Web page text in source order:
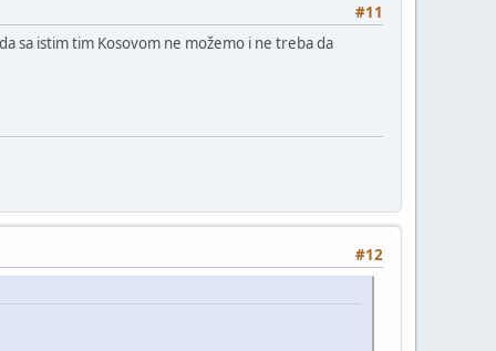
#11
sa istim tim Kosovom ne možemo i ne treba da
#12